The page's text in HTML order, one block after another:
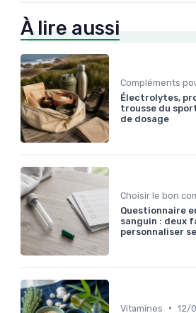
À lire aussi
Électrolytes,
trousse du
de dosage
Questionnaire
sanguin : deux
personnaliser
Vitamines • 12/